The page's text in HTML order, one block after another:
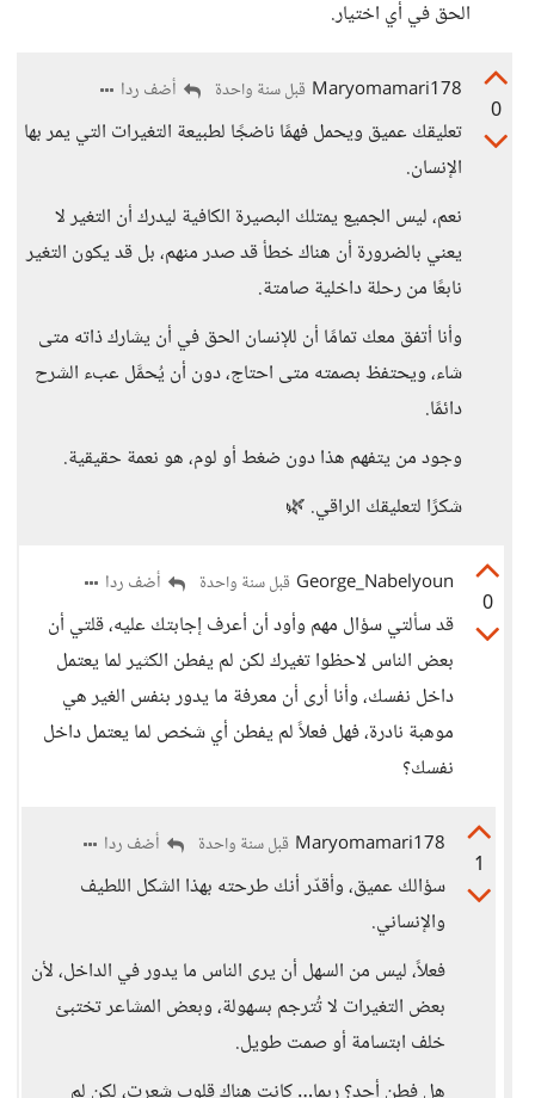
الحق في أي اختيار.
0
Maryomamari178 قبل سنة واحدة أضف ردا
تعليقك عميق ويحمل فهمًا ناضجًا لطبيعة التغيرات التي يمر بها
الإنسان.
نعم، ليس الجميع يمتلك البصيرة الكافية ليدرك أن التغير لا
يعني بالضرورة أن هناك خطأ قد صدر منهم، بل قد يكون التغير
نابعًا من رحلة داخلية صامتة.
وأنا أتفق معك تمامًا أن للإنسان الحق في أن يشارك ذاته متى
شاء، ويحتفظ بصمته متى احتاج، دون أن يُحمَّل عبء الشرح
دائمًا.
وجود من يتفهم هذا دون ضغط أو لوم، هو نعمة حقيقية.
شكرًا لتعليقك الراقي. 🌿
0
George_Nabelyoun قبل سنة واحدة أضف ردا
قد سألتي سؤال مهم وأود أن أعرف إجابتك عليه، قلتي أن
بعض الناس لاحظوا تغيرك لكن لم يفطن الكثير لما يعتمل
داخل نفسك، وأنا أرى أن معرفة ما يدور بنفس الغير هي
موهبة نادرة، فهل فعلاً لم يفطن أي شخص لما يعتمل داخل
نفسك؟
1
Maryomamari178 قبل سنة واحدة أضف ردا
سؤالك عميق، وأقدّر أنك طرحته بهذا الشكل اللطيف
والإنساني.
فعلاً، ليس من السهل أن يرى الناس ما يدور في الداخل، لأن
بعض التغيرات لا تُترجم بسهولة، وبعض المشاعر تختبئ
خلف ابتسامة أو صمت طويل.